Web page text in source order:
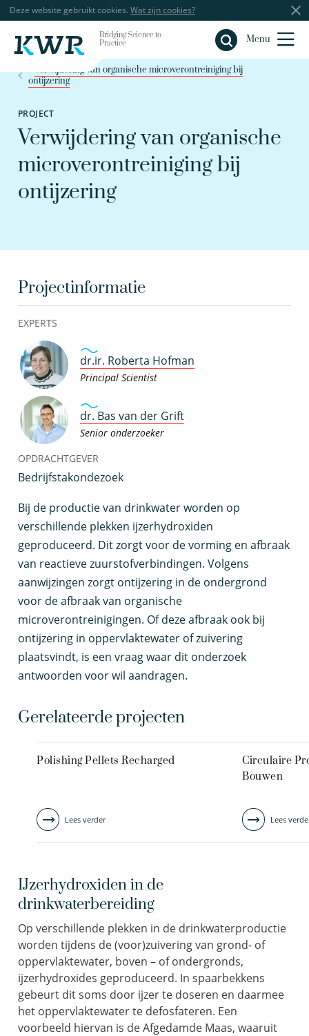
Deze website gebruikt cookies. Wat zijn cookies?
Bridging Science to
Practice
Menu
Sluiten
Verwijdering van organische microverontreiniging bij
ontijzering
PROJECT
Verwijdering van organische
microverontreiniging bij
ontijzering
Bij de productie van drinkwater worden op
verschillende plekken ijzerhydroxiden
geproduceerd. Dit zorgt voor de vorming en afbraak
van reactieve zuurstofverbindingen. Volgens
aanwijzingen zorgt ontijzering in de ondergrond
voor de afbraak van organische
microverontreinigingen. Of deze afbraak ook bij
ontijzering in oppervlaktewater of zuivering
plaatsvindt, is een vraag waar dit onderzoek
antwoorden voor wil aandragen.
Gerelateerde projecten
Polishing Pellets Recharged
Lees verder
Circulaire
Bouwen
Lees
IJzerhydroxiden in de
drinkwaterbereiding
Op verschillende plekken in de drinkwaterproductie
worden tijdens de (voor)zuivering van grond- of
oppervlaktewater, boven – of ondergronds,
ijzerhydroxides geproduceerd. In spaarbekkens
gebeurt dit soms door ijzer te doseren en daarmee
het oppervlaktewater te defosfateren. Een
voorbeeld hiervan is de Afgedamde Maas, waaruit
Projectinformatie
EXPERTS
dr.ir. Roberta Hofman
Principal Scientist
dr. Bas van der Grift
Senior onderzoeker
OPDRACHTGEVER
Bedrijfstakondezoek